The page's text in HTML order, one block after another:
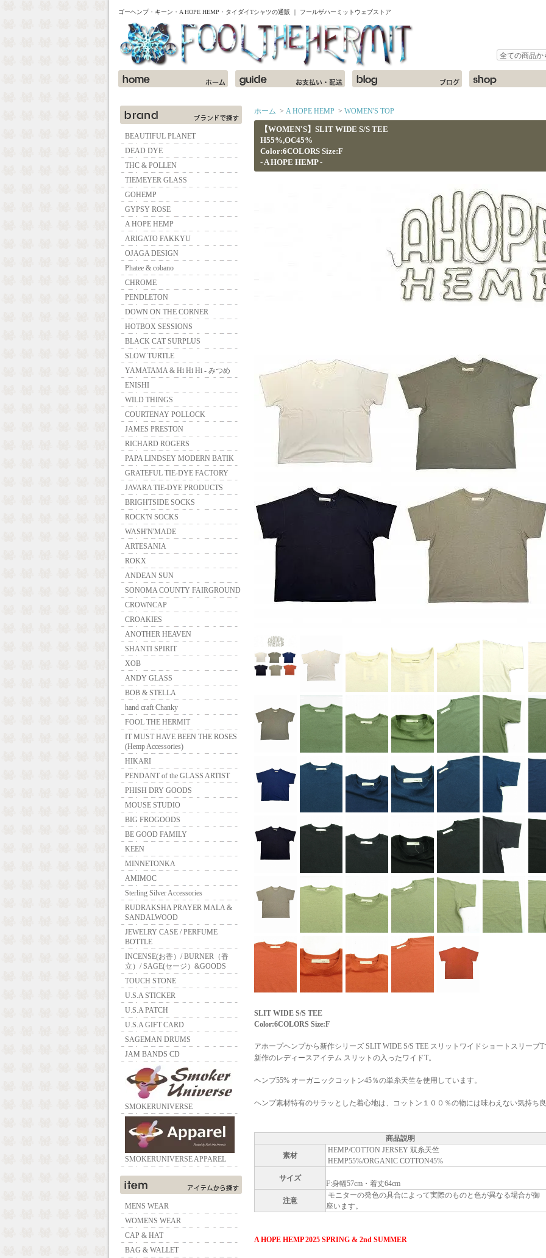
ゴーヘンプ・キーン・A HOPE HEMP・タイダイTシャツの通販 ｜ フールザハーミットウェブストア
BEAUTIFUL PLANET
DEAD DYE
THC & POLLEN
TIEMEYER GLASS
GOHEMP
GYPSY ROSE
A HOPE HEMP
ARIGATO FAKKYU
OJAGA DESIGN
Phatee & cobano
CHROME
PENDLETON
DOWN ON THE CORNER
HOTBOX SESSIONS
BLACK CAT SURPLUS
SLOW TURTLE
YAMATAMA & Hi Hi Hi - みつめ
ENISHI
WILD THINGS
COURTENAY POLLOCK
JAMES PRESTON
RICHARD ROGERS
PAPA LINDSEY MODERN BATIK
GRATEFUL TIE-DYE FACTORY
JAVARA TIE-DYE PRODUCTS
BRIGHTSIDE SOCKS
ROCK'N SOCKS
WASH'N'MADE
ARTESANIA
ROKX
ANDEAN SUN
SONOMA COUNTY FAIRGROUND
CROWNCAP
CROAKIES
ANOTHER HEAVEN
SHANTI SPIRIT
XOB
ANDY GLASS
BOB & STELLA
hand craft Chanky
FOOL THE HERMIT
IT MUST HAVE BEEN THE ROSES
(Hemp Accessories)
HIKARI
PENDANT of the GLASS ARTIST
PHISH DRY GOODS
MOUSE STUDIO
BIG FROGOODS
BE GOOD FAMILY
KEEN
MINNETONKA
AMIMOC
Sterling Silver Accessories
RUDRAKSHA PRAYER MALA &
SANDALWOOD
JEWELRY CASE / PERFUME
BOTTLE
INCENSE(お香）/ BURNER（香
立）/ SAGE(セージ）&GOODS
TOUCH STONE
U.S.A STICKER
U.S.A PATCH
U.S.A GIFT CARD
SAGEMAN DRUMS
JAM BANDS CD
SMOKERUNIVERSE
SMOKERUNIVERSE APPAREL
MENS WEAR
WOMENS WEAR
CAP & HAT
BAG & WALLET
ホーム > A HOPE HEMP > WOMEN'S TOP
【WOMEN'S】SLIT WIDE S/S TEE
H55%,OC45%
Color:6COLORS Size:F
- A HOPE HEMP -
SLIT WIDE S/S TEE
Color:6COLORS Size:F
アホープヘンプから新作シリーズ SLIT WIDE S/S TEE スリットワイドショートスリーブ
新作のレディースアイテム スリットの入ったワイドT。
ヘンプ55% オーガニックコットン45％の単糸天竺を使用しています。
ヘンプ素材特有のサラッとした着心地は、コットン１００％の物には味わえない気持ち
商品説明
素材
HEMP/COTTON JERSEY 双糸天竺
HEMP55%/ORGANIC COTTON45%
サイズ
F:身幅57cm・着丈64cm
注意
モニターの発色の具合によって実際のものと色が異なる場合が御
座います。
A HOPE HEMP 2025 SPRING & 2nd SUMMER